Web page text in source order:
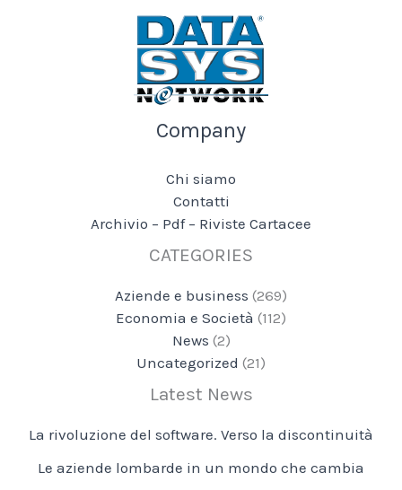
Company
Chi siamo
Contatti
Archivio – Pdf – Riviste Cartacee
CATEGORIES
Aziende e business (269)
Economia e Società (112)
News (2)
Uncategorized (21)
Latest News
La rivoluzione del software. Verso la discontinuità
Le aziende lombarde in un mondo che cambia